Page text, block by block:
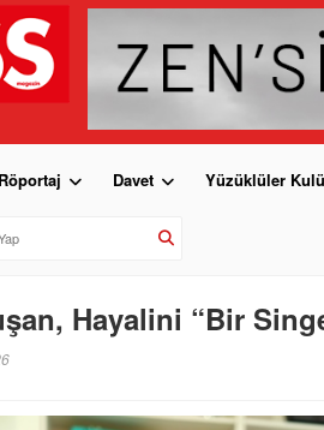
Röportaj Davet Yüzüklüler
Hayalini “Bir